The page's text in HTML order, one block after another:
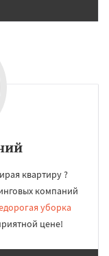
квартиру ?
компаний
уборка
цене!